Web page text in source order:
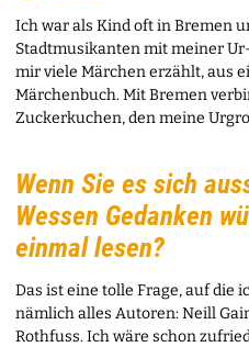
Ich war als Kind oft in Bremen
Stadtmusikanten mit meiner
mir viele Märchen erzählt, aus
Märchenbuch. Mit Bremen
Zuckerkuchen, den meine
Wenn Sie es sich
Wessen Gedanken
einmal lesen?
Das ist eine tolle Frage, auf die
nämlich alles Autoren: Neill
Rothfuss. Ich wäre schon